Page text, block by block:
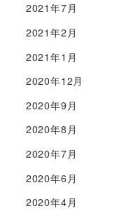
2021年7月
2021年2月
2021年1月
2020年12月
2020年9月
2020年8月
2020年7月
2020年6月
2020年4月